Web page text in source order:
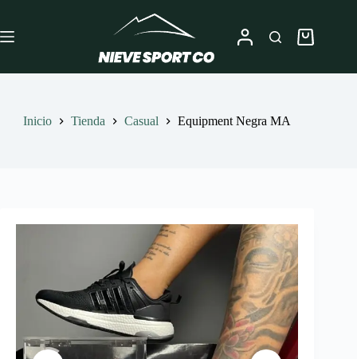
contenido
Carro
compra
Inicio Tienda Casual Equipment Negra MA